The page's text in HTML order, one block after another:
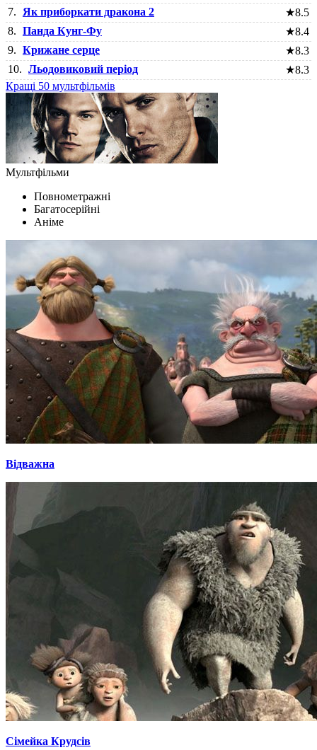
7.
Як приборкати дракона 2 ★8.5
8. Панда Кунг-Фу ★8.4
9. Крижане серце ★8.3
10. Льодовиковий період ★8.3
Кращі 50 мультфільмів
Мультфільми
Повнометражні
Багатосерійні
Аніме
Відважна
Сімейка Крудсів